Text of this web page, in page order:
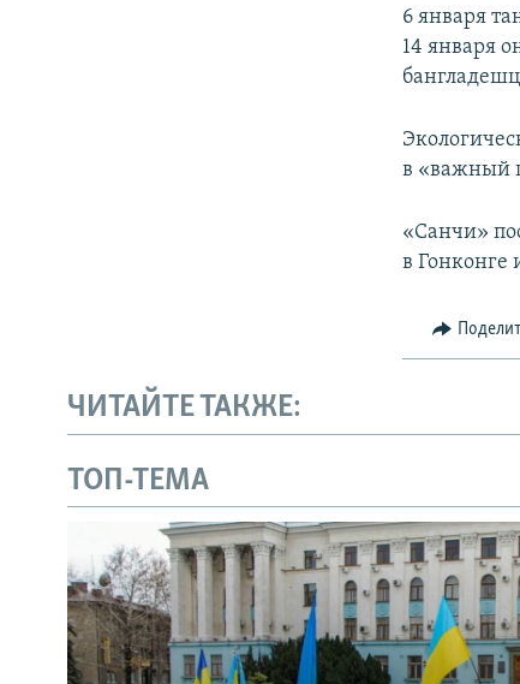
6 января
14 января
в «важный
«Санчи»
в
ЧИТАЙТЕ ТАКЖЕ:
ТОП-ТЕМА